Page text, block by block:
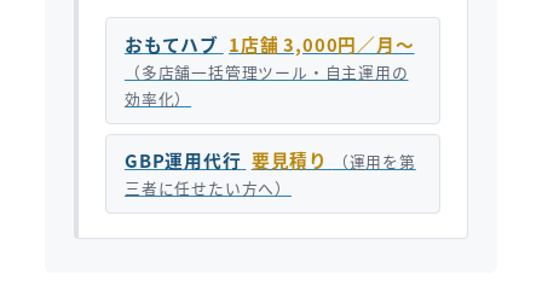
おもてハブ 1店舗 3,000円／月〜
（多店舗一括管理ツール・自主運用の
効率化）
GBP運用代行 要見積り
（運用を第
三者に任せたい方へ）